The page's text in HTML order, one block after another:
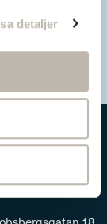
detaljer